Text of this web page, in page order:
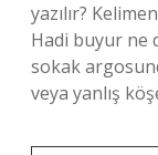
yazılır?
Hadi buyur ne
sokak
veya yanlış